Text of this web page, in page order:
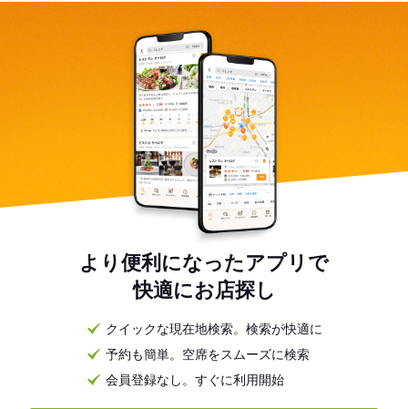
より便利になったアプリで
快適にお店探し
クイックな現在地検索。検索が快適に
予約も簡単。空席をスムーズに検索
会員登録なし。すぐに利用開始